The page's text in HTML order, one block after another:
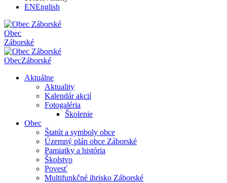
ENEnglish
Obec
Záborské
ObecZáborské
Aktuálne
Aktuality
Kalendár akcií
Fotogaléria
Školenie
Obec
Štatút a symboly obce
Územný plán obce Záborské
Pamiatky a história
Školstvo
Povesť
Multifunkčné ihrisko Záborské